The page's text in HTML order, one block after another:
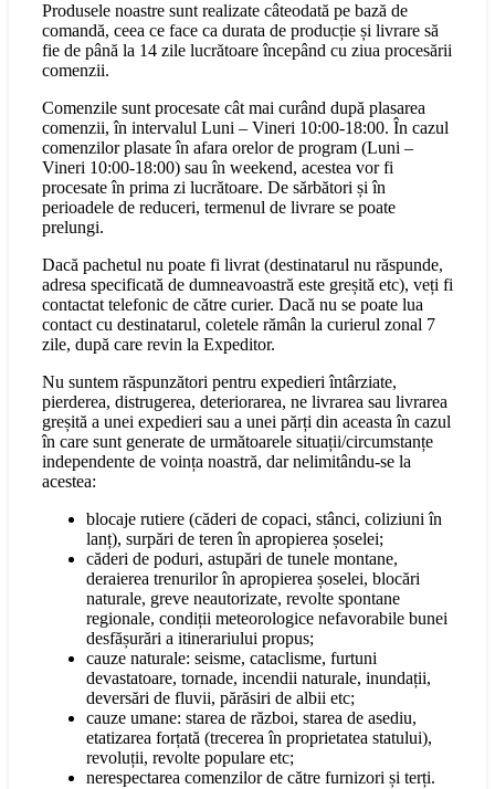
Produsele noastre sunt realizate câteodată pe bază de
comandă, ceea ce face ca durata de producție și livrare să
fie de până la 14 zile lucrătoare începând cu ziua procesării
comenzii.
Comenzile sunt procesate cât mai curând după plasarea
comenzii, în intervalul Luni – Vineri 10:00-18:00. În cazul
comenzilor plasate în afara orelor de program (Luni –
Vineri 10:00-18:00) sau în weekend, acestea vor fi
procesate în prima zi lucrătoare. De sărbători și în
perioadele de reduceri, termenul de livrare se poate
prelungi.
Dacă pachetul nu poate fi livrat (destinatarul nu răspunde,
adresa specificată de dumneavoastră este greșită etc), veți fi
contactat telefonic de către curier. Dacă nu se poate lua
contact cu destinatarul, coletele rămân la curierul zonal 7
zile, după care revin la Expeditor.
Nu suntem răspunzători pentru expedieri întârziate,
pierderea, distrugerea, deteriorarea, ne livrarea sau livrarea
greșită a unei expedieri sau a unei părți din aceasta în cazul
în care sunt generate de următoarele situații/circumstanțe
independente de voința noastră, dar nelimitându-se la
acestea:
blocaje rutiere (căderi de copaci, stânci, coliziuni în
lanț), surpări de teren în apropierea șoselei;
căderi de poduri, astupări de tunele montane,
deraierea trenurilor în apropierea șoselei, blocări
naturale, greve neautorizate, revolte spontane
regionale, condiții meteorologice nefavorabile bunei
desfășurări a itinerariului propus;
cauze naturale: seisme, cataclisme, furtuni
devastatoare, tornade, incendii naturale, inundații,
deversări de fluvii, părăsiri de albii etc;
cauze umane: starea de război, starea de asediu,
etatizarea forțată (trecerea în proprietatea statului),
revoluții, revolte populare etc;
nerespectarea comenzilor de către furnizori și terți.